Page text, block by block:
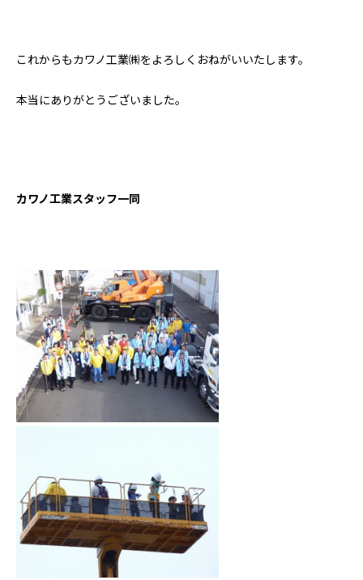
これからもカワノ工業㈱をよろしくおねがいいたします。
本当にありがとうございました。
カワノ工業スタッフ一同